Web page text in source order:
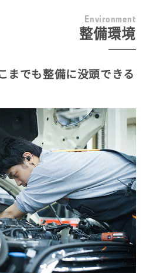
Environment
整備環境
までも整備に没頭できる